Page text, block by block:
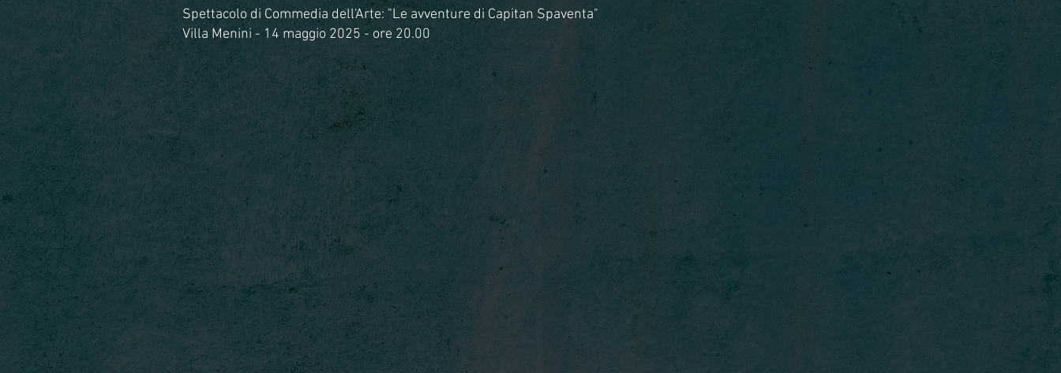
Spettacolo di Commedia dell'Arte: "Le avventure di Capitan Spaventa"
Villa Menini - 14 maggio 2025 - ore 20.00